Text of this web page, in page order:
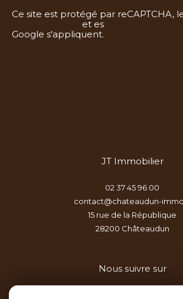
Ce site est protégé par reCAPTCHA,
et es
Google s'appliquent.
JT Immobilier
02 37 45 96 00
contact@chateaudun-
15 rue de la République
28200
châteaudun
Nous suivre sur